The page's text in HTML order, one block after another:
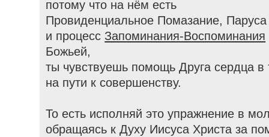
потому что на нём есть
Провиденциальное Помазание,
и процесс Запоминания-Воспоминания
Божьей,
ты чувствуешь помощь Друга сердца в
на пути к совершенству.
То есть исполняй это упражнение в
обращаясь к Духу Иисуса Христа за